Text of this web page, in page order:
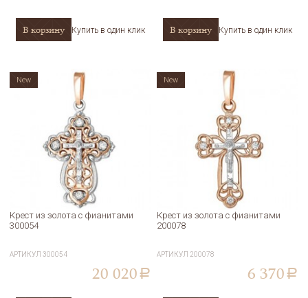
В корзину Купить в один клик В корзину Купить в один клик
Крест из золота с фианитами
300054
АРТИКУЛ 300054
20 020 a
New
Крест из золота с фианитами
200078
АРТИКУЛ 200078
6 370 a
New